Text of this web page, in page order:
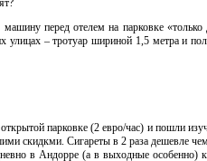
перед отелем на парковке «только
улицах – тротуар шириной 1,5 метра и
парковке (2 евро/час) и пошли
скидкми. Сигареты в 2 раза дешевле
в Андорре (а в выходные особенно)